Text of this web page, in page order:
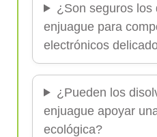
¿Son seguros los
enjuague para
electrónicos
¿Pueden los
enjuague apoyar
ecológica?